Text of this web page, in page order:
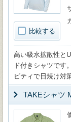
比較する
高い吸水拡散性と
ド付きシャツです
ビティで日焼け対
TAKEシャツ